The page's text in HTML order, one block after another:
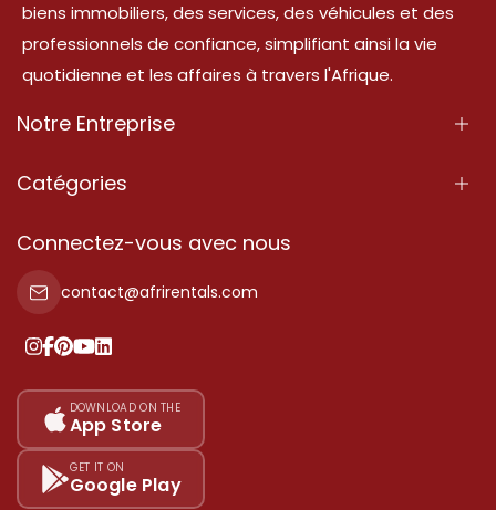
biens immobiliers, des services, des véhicules et des
professionnels de confiance, simplifiant ainsi la vie
quotidienne et les affaires à travers l'Afrique.
Notre Entreprise
À Propos
Conditions d'Utilisation
Politique de Confidentialité
Nos tarifs
Plan du site
Catégories
Propriété
Propriété à vendre
Propriété à louer
Ajoutez votre témoignage
Connectez-vous avec nous
contact@afrirentals.com
DOWNLOAD ON THE
App Store
GET IT ON
Google Play